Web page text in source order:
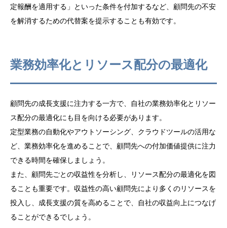
定報酬を適用する」といった条件を付加するなど、顧問先の不安
を解消するための代替案を提示することも有効です。
業務効率化とリソース配分の最適化
顧問先の成長支援に注力する一方で、自社の業務効率化とリソー
ス配分の最適化にも目を向ける必要があります。
定型業務の自動化やアウトソーシング、クラウドツールの活用な
ど、業務効率化を進めることで、顧問先への付加価値提供に注力
できる時間を確保しましょう。
また、顧問先ごとの収益性を分析し、リソース配分の最適化を図
ることも重要です。収益性の高い顧問先により多くのリソースを
投入し、成長支援の質を高めることで、自社の収益向上につなげ
ることができるでしょう。